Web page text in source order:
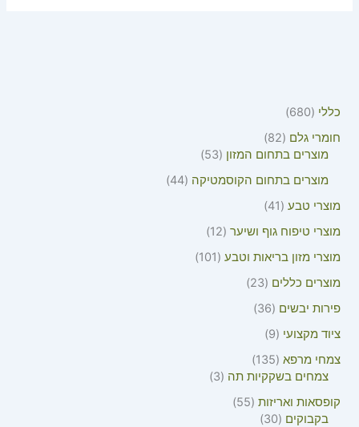
כללי
680
חומרי גלם
82
מוצרים בתחום המזון
53
מוצרים בתחום הקוסמטיקה 44
מוצרי טבע
41
מוצרי טיפוח גוף ושיער 12
מוצרי מזון בריאות וטבע
101
מוצרים כללים
23
פירות יבשים
36
ציוד מקצועי
9
צמחי מרפא 135
צמחים בשקקיות תה
3
קופסאות ואריזות 55
בקבוקים
30